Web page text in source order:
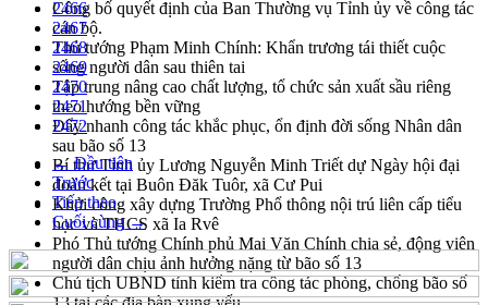
Công bố quyết định của Ban Thường vụ Tỉnh ủy về công tác
cán bộ.
Thủ tướng Phạm Minh Chính: Khẩn trương tái thiết cuộc
sống người dân sau thiên tai
Tập trung nâng cao chất lượng, tổ chức sản xuất sầu riêng
theo hướng bền vững
Đẩy nhanh công tác khắc phục, ổn định đời sống Nhân dân
sau bão số 13
Bí thư Tỉnh ủy Lương Nguyễn Minh Triết dự Ngày hội đại
đoàn kết tại Buôn Đăk Tuôr, xã Cư Pui
Khởi công xây dựng Trường Phổ thông nội trú liên cấp tiểu
học và THCS xã Ia Rvê
Phó Thủ tướng Chính phủ Mai Văn Chính chia sẻ, động viên
người dân chịu ảnh hưởng nặng từ bão số 13
Chủ tịch UBND tỉnh kiểm tra công tác phòng, chống bão số
2466
2467
2468
2469
2470
2471
2472
← Đầu tiên
Trước
Tiếp theo
Cuối cùng →